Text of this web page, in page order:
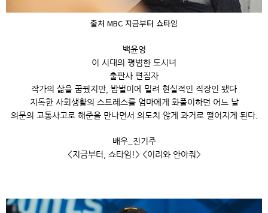
출처 MBC 지금부터 쇼타임
백윤영
이 시대의 평범한 도시녀
출판사 편집자
작가의 삶을 꿈꿨지만, 밥벌이에 밀려 현실적인 직장인 됐다
지독한 사회생활의 스트레스를 엄마에게 화풀이하던 어느 날
의문의 교통사고로 해준을 만나면서 의도치 않게 과거로 떨어지게 된다.
배우_진기주
<지금부터, 쇼타임!> <이리와 안아줘>